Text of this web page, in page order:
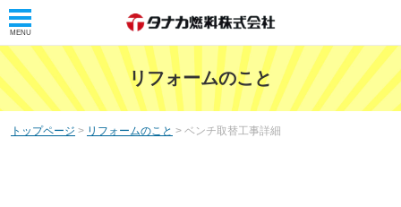
MENU
トップ
タナカ燃料株式会社
タナカレンジャー
リフォームのこと
トップページ > リフォームのこと > ベンチ取替工事詳細